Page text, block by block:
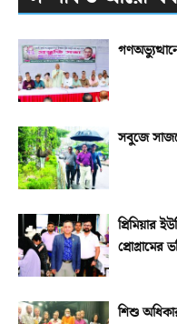
সবুজে
প্রিমিয়ার
প্রোগ্রামের
শিশু